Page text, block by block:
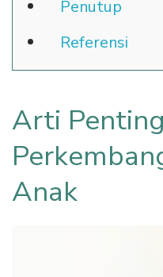
Penutup
Referensi
Arti Penting
Anak